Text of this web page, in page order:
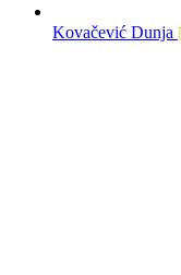
Kovačević Dunja